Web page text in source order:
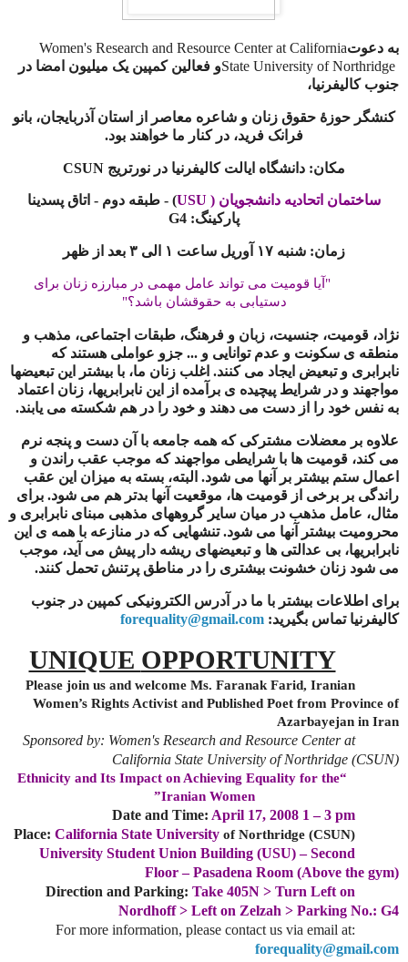
به دعوت Women's Research and Resource Center at California
State University of Northridge
و فعالین کمپین یک میلیون امضا در
جنوب کالیفرنیا،
کنشگر حوزهٔ حقوق زنان و شاعره معاصر از استان آذربایجان، بانو
فرانک فرید، در کنار ما خواهند بود.
مکان: دانشگاه ایالت کالیفرنیا در نورتریج CSUN
ساختمان اتحادیه دانشجویان ( USU) - طبقه دوم - اتاق پسدینا
پارکینگ: G4
زمان: شنبه ۱۷ آوریل ساعت ۱ الی‌ ۳ بعد از ظهر
"آیا قومیت می تواند عامل مهمی در مبارزه زنان برای
دستیابی به حقوقشان باشد؟"
نژاد، قومیت، جنسیت، زبان و فرهنگ، طبقات اجتماعی، مذهب و
منطقه ی سکونت و عدم توانایی و ... جزو عواملی هستند که
نابرابری و تبعیض ایجاد می کنند. اغلب زنان ما، با بیشتر این تبعیضها
مواجهند و در شرایط پیچیده ی برآمده از این نابرابریها، زنان اعتماد
به نفس خود را از دست می دهند و خود را در هم شکسته می یابند.
علاوه بر معضلات مشترکی که همه جامعه با آن دست و پنجه نرم
می کند، قومیت ها با شرایطی مواجهند که موجب عقب راندن و
اعمال ستم بیشتر بر آنها می شود. البته، بسته به میزان این عقب
راندگی بر برخی از قومیت ها، موقعیت آنها بدتر هم می شود. برای
مثال، عامل مذهب در میان سایر گروههای مذهبی مبنای نابرابری و
محرومیت بیشتر آنها می شود. تنشهایی که در منازعه با همه ی این
نابرابریها، بی عدالتی ها و تبعیضهای ریشه دار پیش می آید، موجب
می شود زنان خشونت بیشتری را در مناطق پرتنش تحمل کنند.
برای اطلاعات بیشتر با ما در آدرس الکترونیکی کمپین در جنوب
کالیفرنیا تماس بگیرید: forequality@gmail.com
UNIQUE OPPORTUNITY
Please join us and welcome Ms. Faranak Farid, Iranian
Women’s Rights Activist and Published Poet from Province of
Azarbayejan in Iran
Sponsored by: Women's Research and Resource Centerat
California State University of Northridge (CSUN)
“Ethnicity and Its Impact on Achieving Equality for the
Iranian Women
”
Date and Time: April 17, 2008 1 –3 pm
Place: California State University of Northridge (CSUN)
University Student Union Building (USU) – Second
Floor – Pasadena Room (Above the gym)
Direction and Parking: Take 405N > Turn Left on
Nordhoff > Left on Zelzah > Parking No.: G4
For more information, please contact us via email at:
forequality@gmail.com